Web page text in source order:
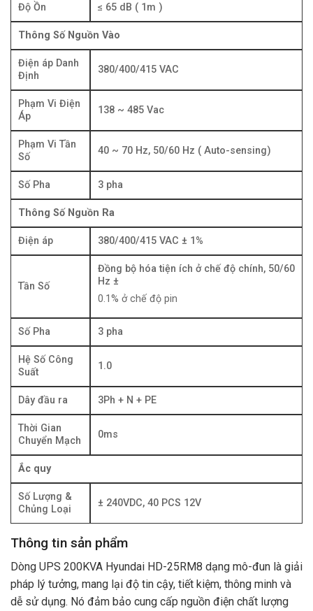
Độ Ồn ≤ 65 dB ( 1m )
Thông Số Nguồn Vào
Điện áp Danh
Định
380/400/415 VAC
Phạm Vi Điện
Áp
138 ~ 485 Vac
Phạm Vi Tần
Số
40 ~ 70 Hz, 50/60 Hz ( Auto-sensing)
Số Pha 3 pha
Thông Số Nguồn Ra
Điện áp 380/400/415 VAC ± 1%
Tần Số
Đồng bộ hóa tiện ích ở chế độ chính, 50/60
Hz ±
0.1% ở chế độ pin
Số Pha 3 pha
Hệ Số Công
Suất
1.0
Dây đầu ra 3Ph + N + PE
Thời Gian
Chuyển Mạch
0ms
Ắc quy
Số Lượng &
Chủng Loại
± 240VDC, 40 PCS 12V
Thông tin sản phẩm
Dòng UPS 200KVA Hyundai HD-25RM8 dạng mô-đun là giải
pháp lý tưởng, mang lại độ tin cậy, tiết kiệm, thông minh và
dễ sử dụng. Nó đảm bảo cung cấp nguồn điện chất lượng